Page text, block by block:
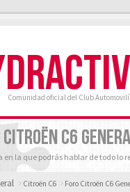
Comunidad oficial del Club
CITROËN C6
en la que podrás hablar de todo lo
Citroën C6 Foro Citroën C6